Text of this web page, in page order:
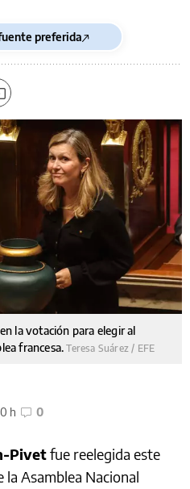
preferida
la votación para elegir al
francesa.Teresa Suárez / EFE
h 0
Pivetfue reelegida este
Asamblea Nacional